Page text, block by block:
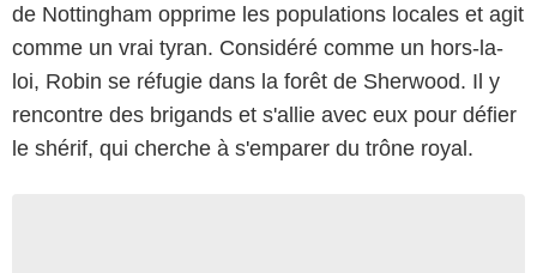
de Nottingham opprime les populations locales et agit
comme un vrai tyran. Considéré comme un hors-la-
loi, Robin se réfugie dans la forêt de Sherwood. Il y
rencontre des brigands et s'allie avec eux pour défier
le shérif, qui cherche à s'emparer du trône royal.